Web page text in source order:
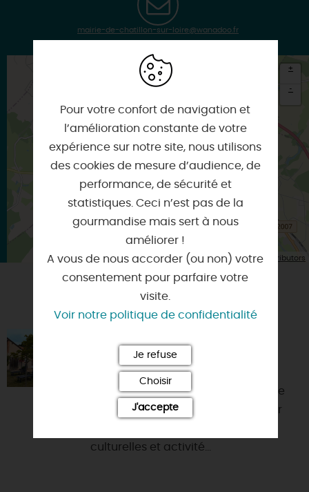
mairie-de-chatillon-sur-loire@wanadoo.fr
×
Itinéraire vers
+
-
Leaflet| Map data ©OpenStreetMap contributors
VOUS AIMEREZ AUSSI
GÎTE LA BLOUETTIÈRE
45360 - SAINT-FIRMIN-SUR-LOIRE
Bénéficiez d’une situation au calme
près du canal de Briare et au cœur
culturelles et activité...
Pour votre confort de navigation et
l’amélioration constante de votre
expérience sur notre site, nous utilisons
des cookies de mesure d’audience, de
performance, de sécurité et
statistiques. Ceci n’est pas de la
gourmandise mais sert à nous
améliorer !
A vous de nous accorder (ou non) votre
consentement pour parfaire votre
visite.
Voir notre politique de confidentialité
Je refuse
Choisir
J'accepte